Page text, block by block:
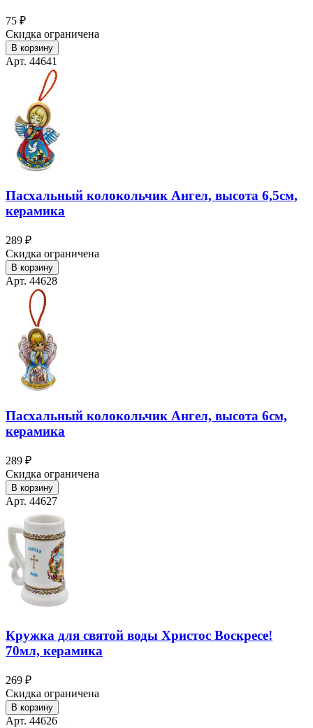
75 ₽
Скидка ограничена
В корзину
Арт. 44641
Пасхальный колокольчик Ангел, высота 6,5см,
керамика
289 ₽
Скидка ограничена
В корзину
Арт. 44628
Пасхальный колокольчик Ангел, высота 6см,
керамика
289 ₽
Скидка ограничена
В корзину
Арт. 44627
Кружка для святой воды Христос Воскресе!
70мл, керамика
269 ₽
Скидка ограничена
В корзину
Арт. 44626